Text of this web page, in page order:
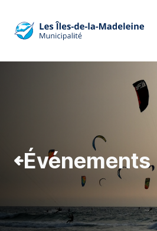
Événements